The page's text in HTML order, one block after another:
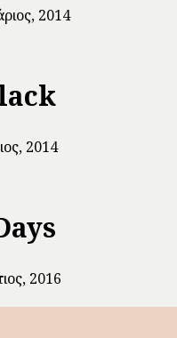
2014
2014
2016